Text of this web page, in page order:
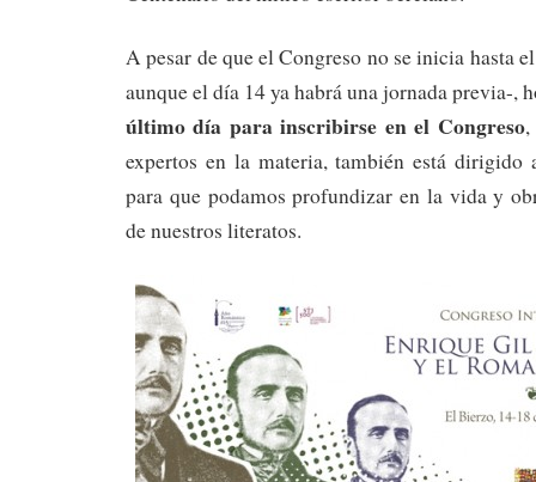
A pesar de que el Congreso no se inicia hasta
aunque el día 14 ya habrá una jornada previa-,
último día para inscribirse en el Congreso,
expertos en la materia, también está dirigido
para que podamos profundizar en la vida y
de nuestros literatos.